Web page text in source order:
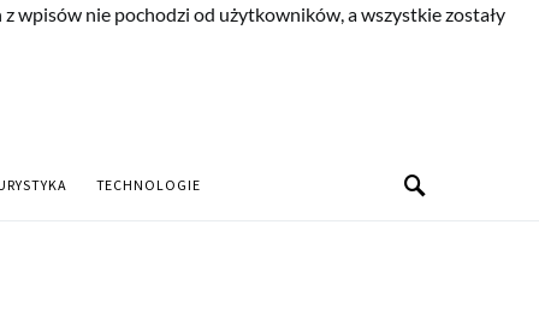
wpisów nie pochodzi od użytkowników, a wszystkie zostały
TECHNOLOGIE